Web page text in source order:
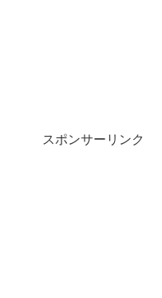
スポンサーリンク